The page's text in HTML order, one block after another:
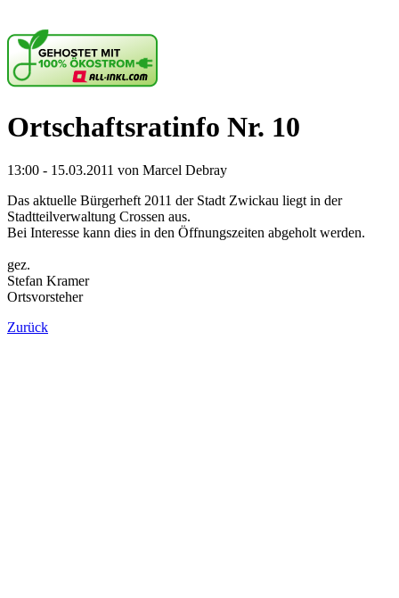
Ortschaftsratinfo Nr. 10
13:00 - 15.03.2011 von Marcel Debray
Das aktuelle Bürgerheft 2011 der Stadt Zwickau liegt in der
Stadtteilverwaltung Crossen aus.
Bei Interesse kann dies in den Öffnungszeiten abgeholt werden.
gez.
Stefan Kramer
Ortsvorsteher
Zurück